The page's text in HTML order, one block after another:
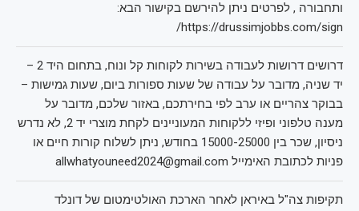
ותחבורה , לפרטים ניתן להירשם בקישור הבא:
https://drussimjobbs.com/sign/
דרושים דרושות לעבודה בשירות לקוחות קל ונוח, בתחום היד 2 –
יד שניה, מדובר על עבודה של שעות ספורות ביום, שעות גמישות –
בבוקר צהריים או ערב לפי בחירתכם, באזור שלכם, מדובר על
מענה טלפוני ופיזי ללקוחות המעוניינים לקחת מוצרי יד 2, לא נדרש
ניסיון, שכר בין 15000-25000 בחודש, ניתן לשלוח קורות חיים או
פניות לכתובת האימייל allwhatyouneed2024@gmail.com
תקיפות צה"ל באיראן לאחר הארכת האולטימטום של דונלד